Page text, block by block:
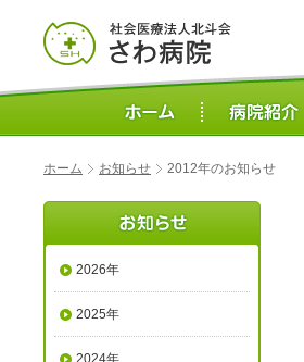
ホーム お知らせ 2012年のお知らせ
2026年
2025年
2024年